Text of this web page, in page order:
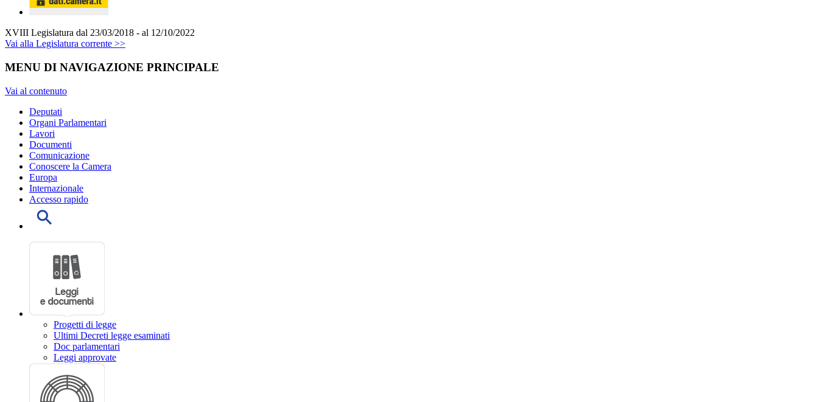
XVIII Legislatura dal 23/03/2018 - al 12/10/2022
Vai alla Legislatura corrente >>
MENU DI NAVIGAZIONE PRINCIPALE
Vai al contenuto
Deputati
Organi Parlamentari
Lavori
Documenti
Comunicazione
Conoscere la Camera
Europa
Internazionale
Accesso rapido
Progetti di legge
Ultimi Decreti legge esaminati
Doc parlamentari
Leggi approvate